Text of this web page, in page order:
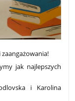
jak najlepszych
i Karolina